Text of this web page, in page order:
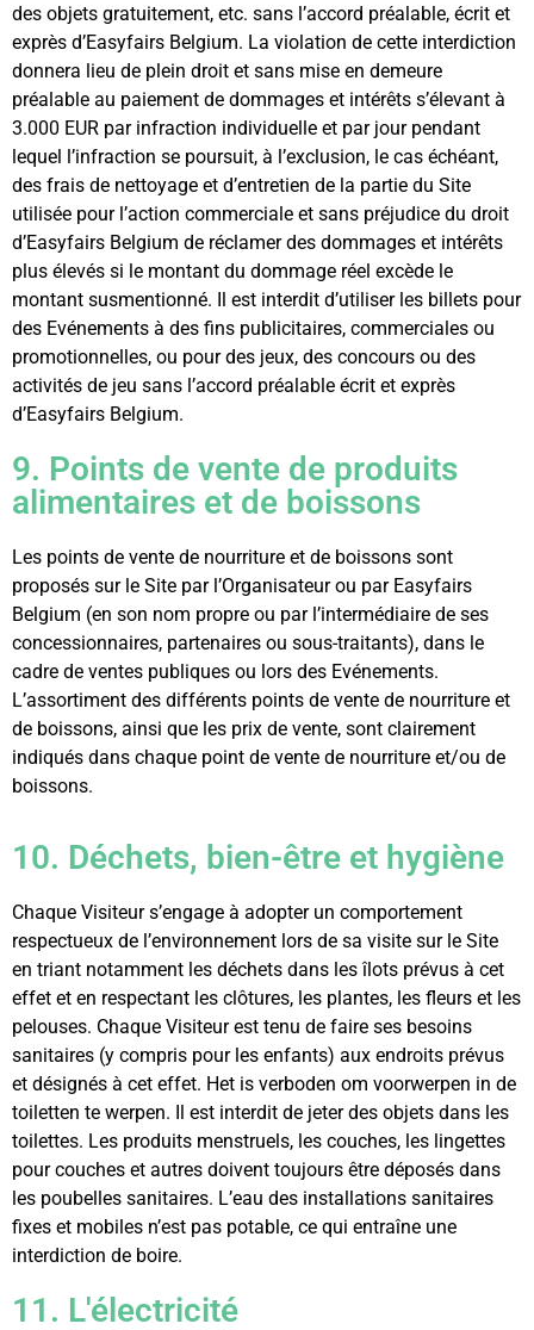
des objets gratuitement, etc. sans l’accord préalable, écrit et
exprès d’Easyfairs Belgium. La violation de cette interdiction
donnera lieu de plein droit et sans mise en demeure
préalable au paiement de dommages et intérêts s’élevant à
3.000 EUR par infraction individuelle et par jour pendant
lequel l’infraction se poursuit, à l’exclusion, le cas échéant,
des frais de nettoyage et d’entretien de la partie du Site
utilisée pour l’action commerciale et sans préjudice du droit
d’Easyfairs Belgium de réclamer des dommages et intérêts
plus élevés si le montant du dommage réel excède le
montant susmentionné. Il est interdit d’utiliser les billets pour
des Evénements à des fins publicitaires, commerciales ou
promotionnelles, ou pour des jeux, des concours ou des
activités de jeu sans l’accord préalable écrit et exprès
d’Easyfairs Belgium.
9. Points de vente de produits
alimentaires et de boissons
Les points de vente de nourriture et de boissons sont
proposés sur le Site par l’Organisateur ou par Easyfairs
Belgium (en son nom propre ou par l’intermédiaire de ses
concessionnaires, partenaires ou sous-traitants), dans le
cadre de ventes publiques ou lors des Evénements.
L’assortiment des différents points de vente de nourriture et
de boissons, ainsi que les prix de vente, sont clairement
indiqués dans chaque point de vente de nourriture et/ou de
boissons.
10. Déchets, bien-être et hygiène
Chaque Visiteur s’engage à adopter un comportement
respectueux de l’environnement lors de sa visite sur le Site
en triant notamment les déchets dans les îlots prévus à cet
effet et en respectant les clôtures, les plantes, les fleurs et les
pelouses. Chaque Visiteur est tenu de faire ses besoins
sanitaires (y compris pour les enfants) aux endroits prévus
et désignés à cet effet. Het is verboden om voorwerpen in de
toiletten te werpen. Il est interdit de jeter des objets dans les
toilettes. Les produits menstruels, les couches, les lingettes
pour couches et autres doivent toujours être déposés dans
les poubelles sanitaires. L’eau des installations sanitaires
fixes et mobiles n’est pas potable, ce qui entraîne une
interdiction de boire.
11. L'électricité